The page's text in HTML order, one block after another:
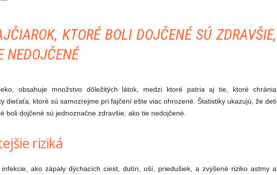
KTORÉ BOLI DOJČENÉ SÚ ZDRAVŠIE,
NEDOJČENÉ
obsahuje množstvo dôležitých látok, medzi ktoré patria aj tie, ktoré chránia
dieťaťa, ktoré sú samozrejme pri fajčení ešte viac ohrozené. Štatistiky ukazujú, že deti
boli dojčené sú jednoznačne zdravšie, ako tie nedojčené.
riziká
infekcie, ako zápaly dýchacích ciest, dutín, uší, priedušiek, a zvýšené riziko astmy a